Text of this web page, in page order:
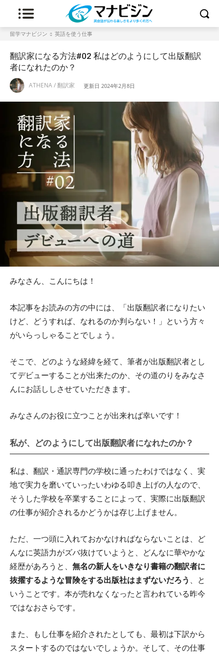
留学マナビジン 英語を使う仕事
翻訳家になる方法#02 私はどのようにして出版翻訳
者になれたのか？
ATHENA / 翻訳家 更新日 2024年2月8日
みなさん、こんにちは！
本記事をお読みの方の中には、「出版翻訳者になりたい
けど、どうすれば、なれるのか判らない！」という方々
がいらっしゃることでしょう。
そこで、どのような経緯を経て、筆者が出版翻訳者とし
てデビューすることが出来たのか、その道のりをみなさ
んにお話ししさせていただきます。
みなさんのお役に立つことが出来れば幸いです！
私が、どのようにして出版翻訳者になれたのか？
私は、翻訳・通訳専門の学校に通ったわけではなく、実
地で実力を磨いていったいわゆる叩き上げの人なので、
そうした学校を卒業することによって、実際に出版翻訳
の仕事が紹介されるかどうかは存じ上げません。
ただ、一つ頭に入れておかなければならないことは、ど
んなに英語力がズバ抜けていようと、どんなに華やかな
経歴があろうと、 無名の新人をいきなり書籍の翻訳者に
抜擢するような冒険をする出版社はまずないだろう 、と
いうことです。本が売れなくなったと言われている昨今
ではなおさらです。
また、もし仕事を紹介されたとしても、最初は下訳から
スタートするのではないでしょうか。そして、その仕事